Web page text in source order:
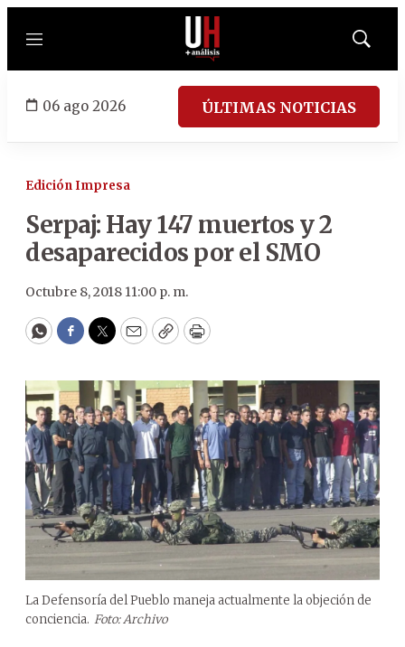
Menú
Mostrar
06 ago 2026 ÚLTIMAS NOTICIAS
Edición Impresa
Serpaj: Hay 147 muertos y 2
desaparecidos por el SMO
Octubre 8, 2018 11:00 p. m.
WhatsApp
Facebook
Twitter
EmailCopyPrint
La Defensoría del Pueblo maneja actualmente la objeción de
conciencia. Foto: Archivo